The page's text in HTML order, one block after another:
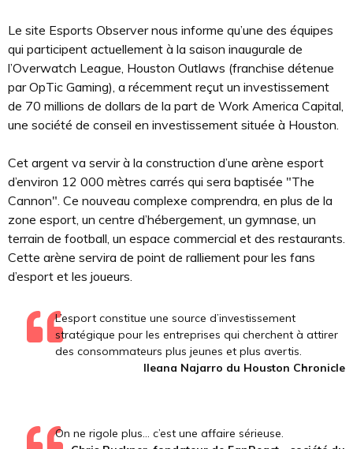
Le site Esports Observer nous informe qu’une des équipes
qui participent actuellement à la saison inaugurale de
l’Overwatch League, Houston Outlaws (franchise détenue
par OpTic Gaming), a récemment reçut un investissement
de 70 millions de dollars de la part de Work America Capital,
une société de conseil en investissement située à Houston.
Cet argent va servir à la construction d’une arène esport
d’environ 12 000 mètres carrés qui sera baptisée "The
Cannon". Ce nouveau complexe comprendra, en plus de la
zone esport, un centre d’hébergement, un gymnase, un
terrain de football, un espace commercial et des restaurants.
Cette arène servira de point de ralliement pour les fans
d’esport et les joueurs.
L’esport constitue une source d’investissement
stratégique pour les entreprises qui cherchent à attirer
des consommateurs plus jeunes et plus avertis.
Ileana Najarro du Houston Chronicle
On ne rigole plus... c’est une affaire sérieuse.